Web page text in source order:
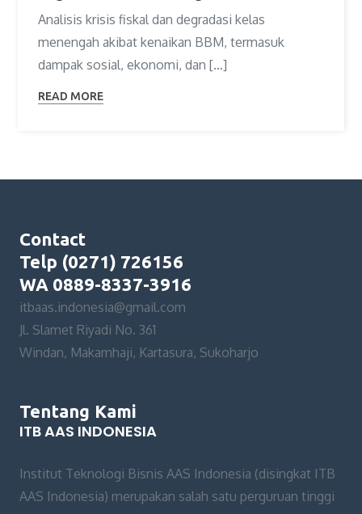
Analisis krisis fiskal dan degradasi kelas
menengah akibat kenaikan BBM, termasuk
dampak sosial, ekonomi, dan […]
READ MORE
Contact
Telp (0271) 726156
WA 0889-8337-3916
itbaas.indonesia@gmail.com
Jl. Slamet Riyadi No. 361
Windan, Makamhaji, Kartasura, Sukoharjo
Tentang Kami
ITB AAS INDONESIA
Institut Teknologi Bisnis AAS Indonesia (disingkat ITB
AAS Indonesia) merupakan salah satu perguruan tinggi